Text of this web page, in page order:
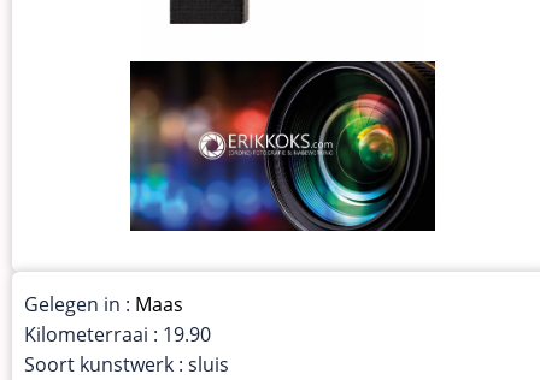
Gelegen in : Maas
Kilometerraai : 19.90
Soort kunstwerk : sluis